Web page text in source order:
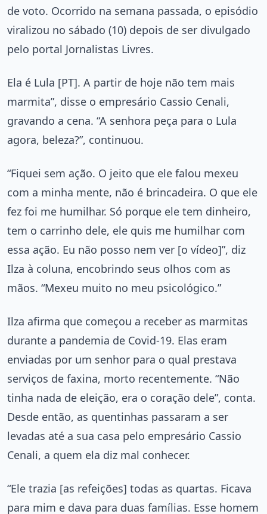
de voto. Ocorrido na semana passada, o episódio
viralizou no sábado (10) depois de ser divulgado
pelo portal Jornalistas Livres.
Ela é Lula [PT]. A partir de hoje não tem mais
marmita”, disse o empresário Cassio Cenali,
gravando a cena. “A senhora peça para o Lula
agora, beleza?”, continuou.
“Fiquei sem ação. O jeito que ele falou mexeu
com a minha mente, não é brincadeira. O que ele
fez foi me humilhar. Só porque ele tem dinheiro,
tem o carrinho dele, ele quis me humilhar com
essa ação. Eu não posso nem ver [o vídeo]”, diz
Ilza à coluna, encobrindo seus olhos com as
mãos. “Mexeu muito no meu psicológico.”
Ilza afirma que começou a receber as marmitas
durante a pandemia de Covid-19. Elas eram
enviadas por um senhor para o qual prestava
serviços de faxina, morto recentemente. “Não
tinha nada de eleição, era o coração dele”, conta.
Desde então, as quentinhas passaram a ser
levadas até a sua casa pelo empresário Cassio
Cenali, a quem ela diz mal conhecer.
“Ele trazia [as refeições] todas as quartas. Ficava
para mim e dava para duas famílias. Esse homem